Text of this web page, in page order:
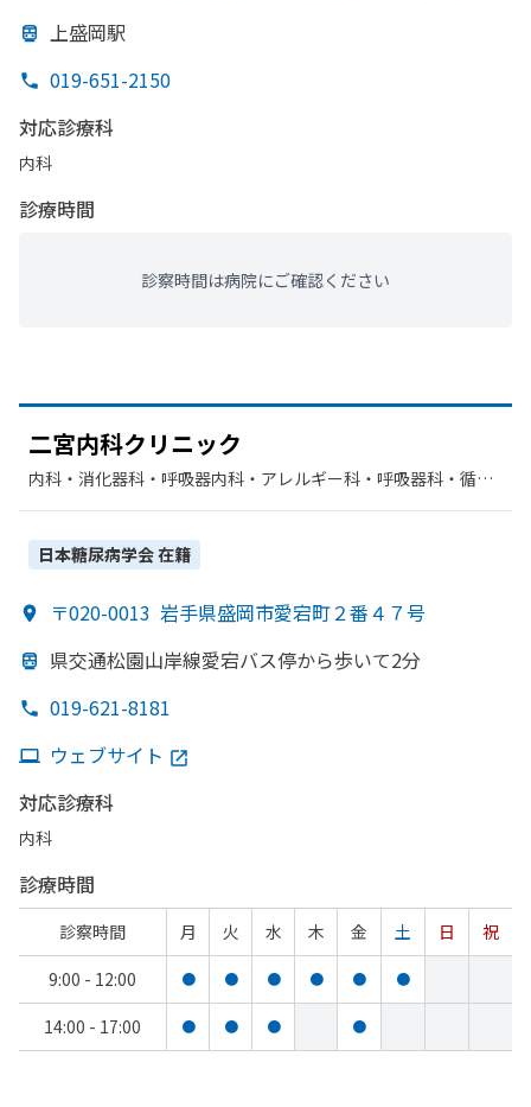
上盛岡駅
019-651-2150
対応診療科
内科
診療時間
診察時間は病院にご確認ください
二宮内科クリニック
内科・​消化器科・​呼吸器内科・​アレルギー科・​呼吸器科・​循環
日本糖尿病学会在籍
〒020-0013 岩手県盛岡市愛宕町２番４７号
県交通松園山岸線愛宕バス停から歩いて2分
019-621-8181
ウェブサイト
対応診療科
内科
診療時間
診察時間 月 火 水 木 金 土 日
祝
9:00 - 12:00
● ● ● ● ● ●
14:00 - 17:00 ● ● ● ●